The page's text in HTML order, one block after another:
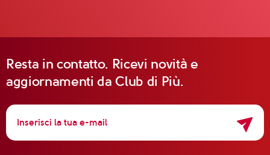
Resta in contatto. Ricevi novità e
aggiornamenti da Club di Più.